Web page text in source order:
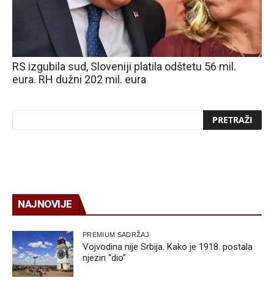
RS izgubila sud, Sloveniji platila odštetu 56 mil.
eura. RH dužni 202 mil. eura
NAJNOVIJE
PREMIUM SADRŽAJ
Vojvodina nije Srbija. Kako je 1918. postala
njezin “dio”